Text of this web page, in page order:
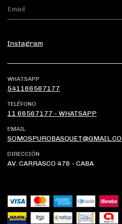
Instagram
WHATSAPP
541166567177
TELÉFONO
11 66567177 - WHATSAPP
EMAIL
DIRECCIÓN
AV. CARRASCO 476 - CABA